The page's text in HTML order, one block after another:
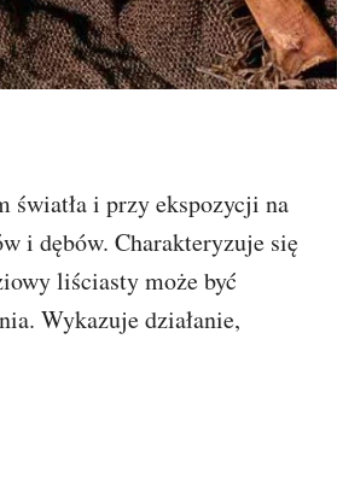
światła i przy ekspozycji na
i dębów. Charakteryzuje się
liściasty może być
Wykazuje działanie,